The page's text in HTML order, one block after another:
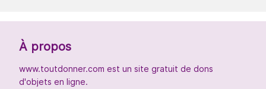
À propos
www.toutdonner.com est un site gratuit de dons
d'objets en ligne.